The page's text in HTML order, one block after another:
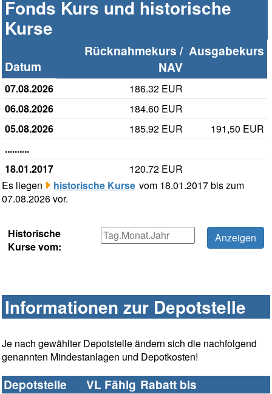
Fonds Kurs und historische
Kurse
Datum
Rücknahmekurs /
NAV
Ausgabekurs
07.08.2026
186.32 EUR
06.08.2026
184.60 EUR
05.08.2026
185.92 EUR
191,50 EUR
..........
18.01.2017
120.72 EUR
Es liegen
historische Kurse vom 18.01.2017 bis zum
07.08.2026 vor.
Historische
Kurse vom:
Informationen zur Depotstelle
Je nach gewählter Depotstelle ändern sich die nachfolgend
genannten Mindestanlagen und Depotkosten!
Depotstelle VL Fähig Rabatt bis